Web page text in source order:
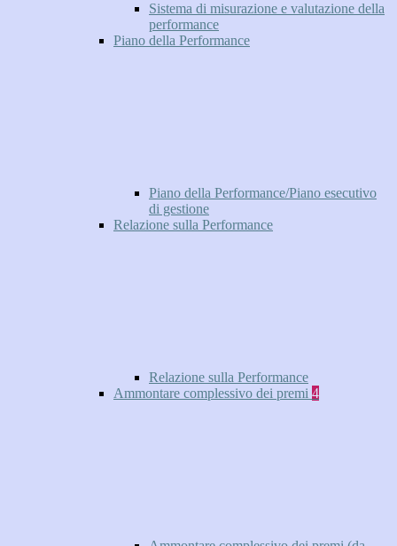
Sistema di misurazione e valutazione della
performance
Piano della Performance
Piano della Performance/Piano esecutivo
di gestione
Relazione sulla Performance
Relazione sulla Performance
Ammontare complessivo dei premi 4